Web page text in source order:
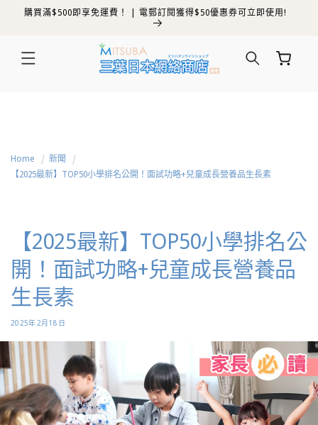
跳至內容
購買滿$500即享免運費！ | 電郵訂閱獲得$50優惠券可立即使用!
物
Home
新聞
【2025最新】TOP50小學排名公開！面試功略+兒童成長營養品生長素
【2025最新】TOP50小學排名公
開！面試功略+兒童成長營養品
生長素
2025年2月18日